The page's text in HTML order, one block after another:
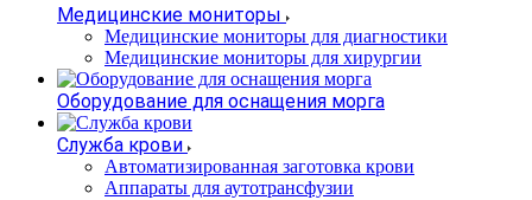
Медицинские мониторы
Медицинские мониторы для диагностики
Медицинские мониторы для хирургии
Оборудование для оснащения морга
Служба крови
Автоматизированная заготовка крови
Аппараты для аутотрансфузии